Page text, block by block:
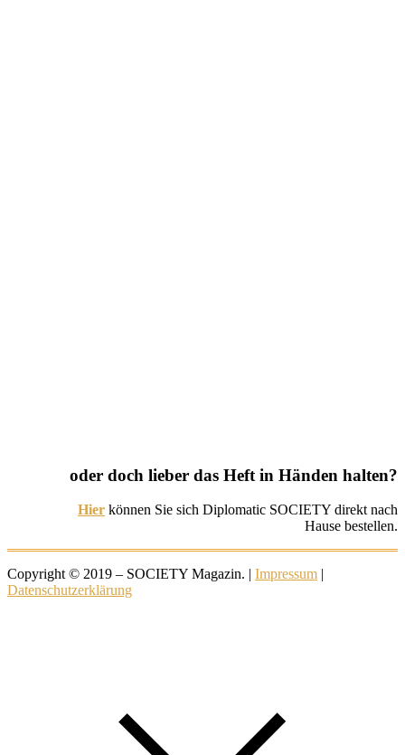
oder doch lieber das Heft in Händen halten?
Hier können Sie sich Diplomatic SOCIETY direkt nach
Hause bestellen.
Copyright © 2019 – SOCIETY Magazin. | Impressum |
Datenschutzerklärung